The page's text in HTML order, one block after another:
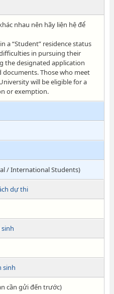
nhau nên hãy liện hệ để
a “Student” residence status
in pursuing their
the designated application
Those who meet
will be eligible for a
or exemption.
/ International Students)
dự thi
sinh
cần gửi đến trước)